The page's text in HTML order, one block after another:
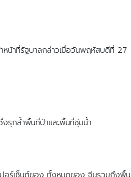
หน้าที่รัฐบาลกล่าวเมื่อวันพฤหัสบดีที่ 27
รุกล้ำพื้นที่ป่าและพื้นที่ชุ่มน้ำ